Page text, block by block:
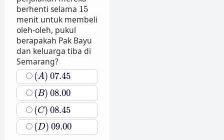
berhenti selama 15
15
menit untuk membeli
oleh-oleh, pukul
berapakah Pak Bayu
dan keluarga tiba di
Semarang?
(A)
(A) 07.45
07.45
(B)
(B) 08.00
08.00
(C)
(C) 08.45
08.45
(D)
(D) 09.00
09.00